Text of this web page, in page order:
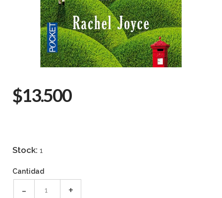
$13.500
Stock: 1
Cantidad
- +